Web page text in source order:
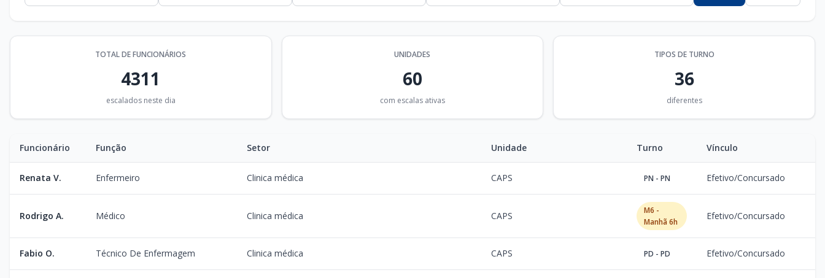
TOTAL DE FUNCIONÁRIOS
4311
escalados neste dia
UNIDADES
60
com escalas ativas
TIPOS DE TURNO
36
diferentes
Funcionário Função Setor Unidade Turno Vínculo
Renata V. Enfermeiro Clinica médica CAPS PN - PN Efetivo/Concursado
Rodrigo A. Médico Clinica médica CAPS
M6 -
Manhã 6h
Efetivo/Concursado
Fabio O. Técnico De Enfermagem Clinica médica CAPS PD - PD Efetivo/Concursado